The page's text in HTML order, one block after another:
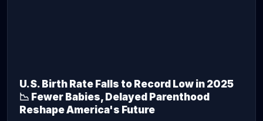
U.S. Birth Rate Falls to Record Low in 2025
📉 Fewer Babies, Delayed Parenthood
Reshape America's Future